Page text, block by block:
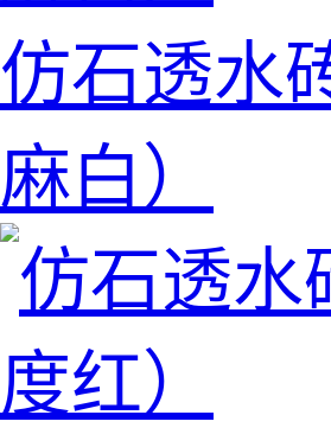
仿石透水
麻白）